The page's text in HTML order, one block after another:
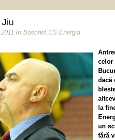
In Baschet,CS Energia
celor
dacă
la
un
fără